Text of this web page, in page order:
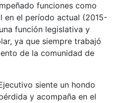
funciones como
en el período actual (2015-
función legislativa y
ya que siempre trabajó
de la comunidad de
siente un hondo
y acompaña en el